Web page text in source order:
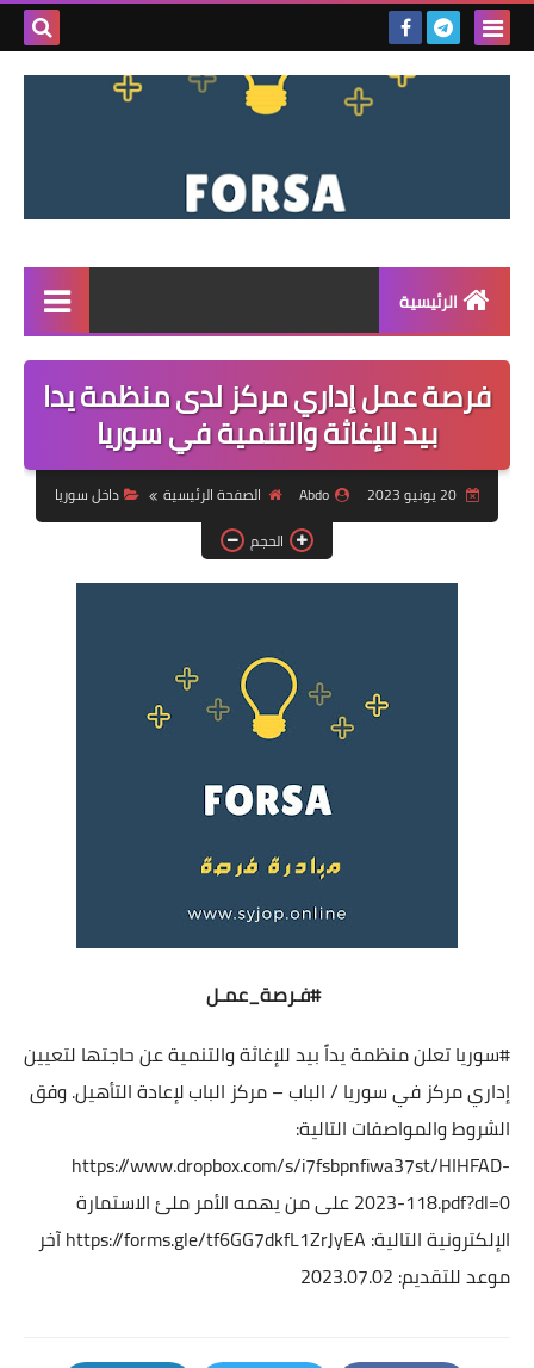
بحث
الرئيسية
القائمة
مناقصات
فرص عمل داخل سوريا
فرص عمل في تركيا
فرص عمل في العراق
فرص عمل في السودان
دورات تدريبية
فرصة عمل إداري مركز لدى منظمة يدا
بيد للإغاثة والتنمية في سوريا
20 يونيو 2023 Abdo الصفحة الرئيسية
داخل سوريا
الحجم
#فـرصة_عمـل
#سورياتعلن منظمة يداً بيد للإغاثة والتنمية عن حاجتها لتعيين
إداري مركز في سوريا / الباب – مركز الباب لإعادة التأهيل.وفق
الشروط والمواصفات التالية:
https://www.dropbox.com/s/i7fsbpnfiwa37st/HIHFAD-
2023-118.pdf?dl=0على من يهمه الأمر ملئ الاستمارة
الإلكترونية التالية: https://forms.gle/tf6GG7dkfL1ZrJyEAآخر
موعد للتقديم: 2023.07.02